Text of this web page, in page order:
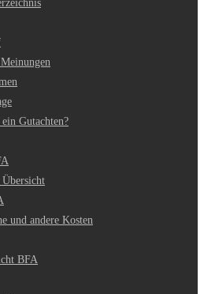
Gutachten?
und andere Kosten
BFA